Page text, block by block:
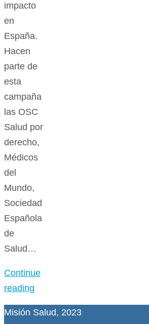
impacto
en
España.
Hacen
parte de
esta
campaña
las OSC
Salud por
derecho,
Médicos
del
Mundo,
Sociedad
Española
de
Salud…
Continue
reading
Misión Salud, 2023